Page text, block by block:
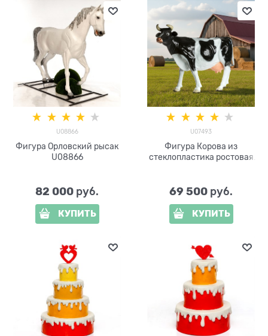
U08866
Фигура Орловский рысак
U08866
82 000 руб.
КУПИТЬ
U07493
Фигура Корова из
стеклопластика ростовая
69 500 руб.
КУПИТЬ